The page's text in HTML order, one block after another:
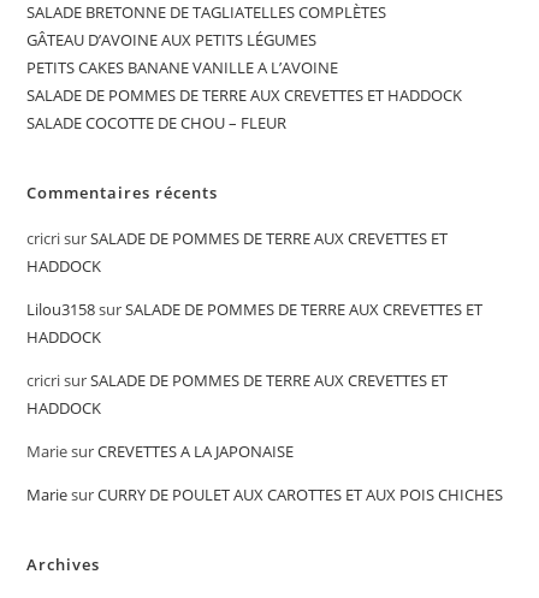
SALADE BRETONNE DE TAGLIATELLES COMPLÈTES
GÂTEAU D’AVOINE AUX PETITS LÉGUMES
PETITS CAKES BANANE VANILLE A L’AVOINE
SALADE DE POMMES DE TERRE AUX CREVETTES ET HADDOCK
SALADE COCOTTE DE CHOU – FLEUR
Commentaires récents
cricrisurSALADE DE POMMES DE TERRE AUX CREVETTES ET
HADDOCK
Lilou3158surSALADE DE POMMES DE TERRE AUX CREVETTES ET
HADDOCK
cricrisurSALADE DE POMMES DE TERRE AUX CREVETTES ET
HADDOCK
MariesurCREVETTES A LA JAPONAISE
MariesurCURRY DE POULET AUX CAROTTES ET AUX POIS CHICHES
Archives